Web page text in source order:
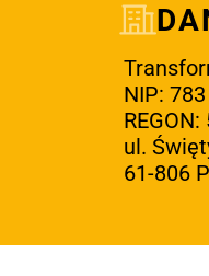
NIP:
ul.
61-806